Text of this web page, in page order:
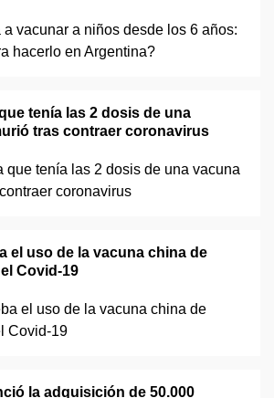
tenía las 2 dosis de una
tras contraer coronavirus
el uso de la vacuna china de
Covid-19
la adquisición de 50.000